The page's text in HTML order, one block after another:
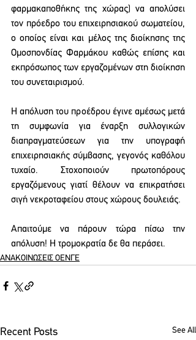
φαρμακαποθήκης της χώρας) να απολύσει
τον πρόεδρο του επιχειρησιακού σωματείου,
ο οποίος είναι και μέλος της διοίκησης της
Ομοσπονδίας Φαρμάκου καθώς επίσης και
εκπρόσωπος των εργαζομένων στη διοίκηση
του συνεταιρισμού.
Η απόλυση του προέδρου έγινε αμέσως μετά
τη συμφωνία για έναρξη συλλογικών
διαπραγματεύσεων για την υπογραφή
επιχειρησιακής σύμβασης, γεγονός καθόλου
τυχαίο. Στοχοποιούν πρωτοπόρους
εργαζόμενους γιατί θέλουν να επικρατήσει
σιγή νεκροταφείου στους χώρους δουλειάς.
Απαιτούμε να πάρουν τώρα πίσω την
απόλυση! Η τρομοκρατία δε θα περάσει.
ΑΝΑΚΟΙΝΩΣΕΙΣ ΟΕΝΓΕ
Recent Posts See All